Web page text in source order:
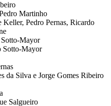
Martinho
Pedro Pernas, Ricardo
Mayor
Sotto-Mayor
da Silva e Jorge Gomes Ribeiro
Salgueiro